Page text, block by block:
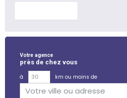
Votre agence
près de chez vous
à
km ou moins de